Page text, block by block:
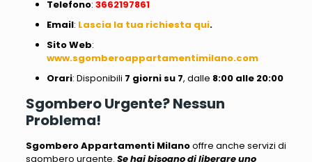
Telefono: 3662197861
Email: Lascia la tua richiesta qui.
SitoWeb:
www.sgomberoappartamentimilano.com
Orari: Disponibili 7 giorni su 7, dalle 8:00 alle 20:00
Sgombero Urgente? Nessun
Problema!
Sgombero Appartamenti Milanooffre anche servizi di
sgombero urgente. Se hai bisogno di liberare uno